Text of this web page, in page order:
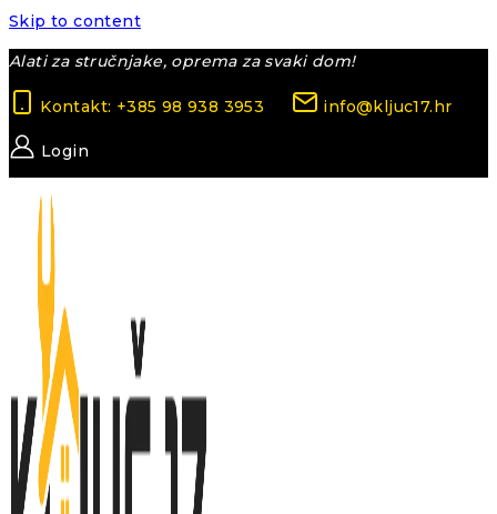
Skip to content
Alati za stručnjake, oprema za svaki dom!
Kontakt: +385 98 938 3953 info@kljuc17.hr
Login